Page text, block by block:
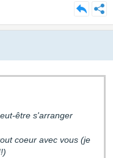
être s'arranger
coeur avec vous (je